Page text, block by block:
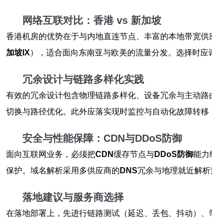
网络互联对比：香港 vs 新加坡
香港机房的优势在于与内地直连节点、丰富的本地带宽
加坡IX），适合面向东南亚与欧美的流量分发。选择时应
冗余设计与链路多样化实践
有效的冗余设计包含物理链路多样化、设备冗余与主动
切换与路径优化。此外应落实现时监控与自动化故障转
安全与性能保障：CDN与DDoS防御
面向互联网业务，必须把CDN缓存节点与DDoS防御能力
保护。域名解析采用多供应商的 DNS冗余与地理就近解
落地建议与服务商选择
在落地部署上，先进行链路测试（延迟、丢包、抖动）